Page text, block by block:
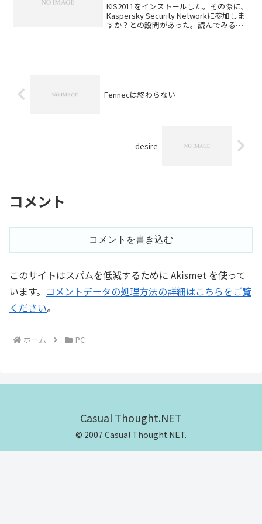
KIS2011をインストールした。その際に、
Kaspersky Security Networkに参加しま
すか？との設問があった。読んでみる
Fennecは終わらない
desire
コメント
コメントを書き込む
このサイトはスパムを低減するために Akismet を使って
います。 コメントデータの処理方法の詳細はこちらをご覧
ください。
ホーム PC
Casual Thought.NET
© 2007 Casual Thought.NET.